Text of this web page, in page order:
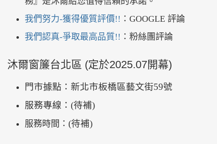
我們努力-獲得優質評價!! ：GOOGLE 評論
我們認真-爭取最高品質!! ：粉絲團評論
沐爾窗簾台北區 (定於2025.07開幕)
門市據點：新北市板橋區藝文街59號
服務專線：(待補)
服務時間： (待補)